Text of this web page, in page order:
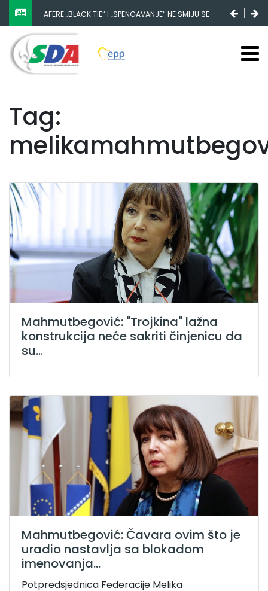
NESTANAK 780.000 EURA IZ IGMANA NE MOŽE BITI
SLUČAJNI PREVID, ODGOVORNOST MORAJU SNOSITI
VLADA FBIH I NJENI KADROVI
Tag:
Mahmutbegović: "Trojkina" lažna
konstrukcija neće sakriti činjenicu da
su...
Mahmutbegović: Čavara ovim što je
uradio nastavlja sa blokadom
imenovanja...
Potpredsjednica Federacije Melika